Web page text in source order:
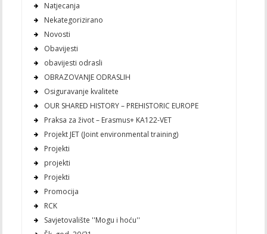
Natjecanja
Nekategorizirano
Novosti
Obavijesti
obavijesti odrasli
OBRAZOVANJE ODRASLIH
Osiguravanje kvalitete
OUR SHARED HISTORY – PREHISTORIC EUROPE
Praksa za život – Erasmus+ KA122-VET
Projekt JET (Joint environmental training)
Projekti
projekti
Projekti
Promocija
RCK
Savjetovalište ''Mogu i hoću''